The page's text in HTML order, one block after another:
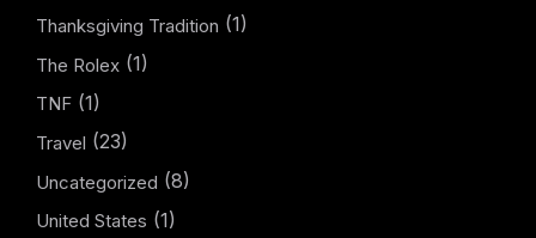
Thanksgiving Tradition (1)
The Rolex (1)
TNF (1)
Travel (23)
Uncategorized (8)
United States (1)